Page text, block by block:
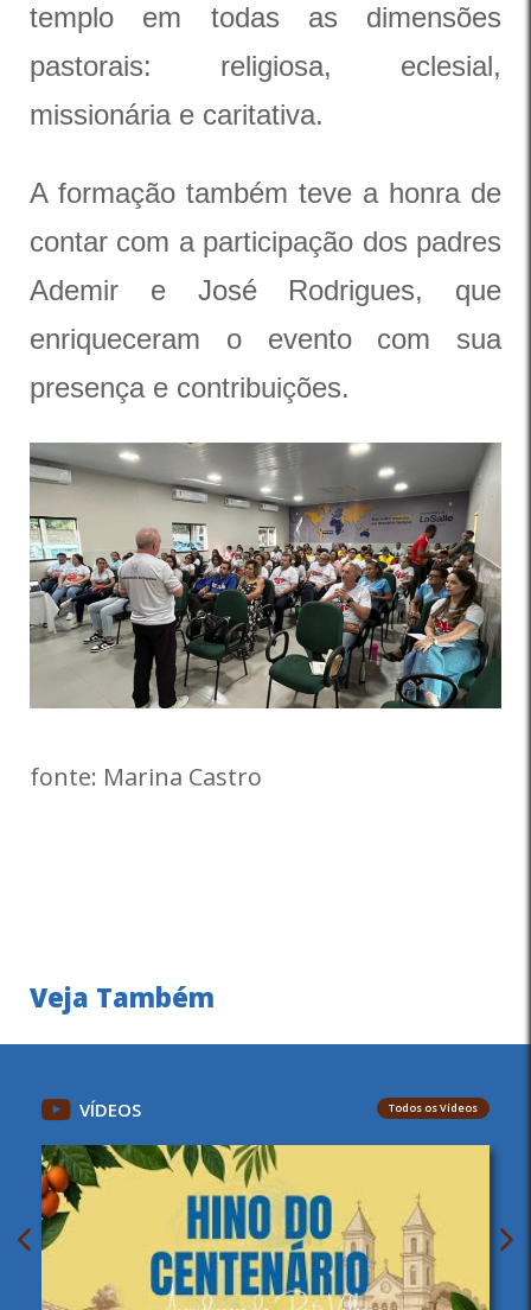
templo em todas as dimensões
pastorais: religiosa, eclesial,
missionária e caritativa.
A formação também teve a honra de
contar com a participação dos padres
Ademir e José Rodrigues, que
enriqueceram o evento com sua
presença e contribuições.
fonte: Marina Castro
Veja Também
VÍDEOS Todos os Vídeos